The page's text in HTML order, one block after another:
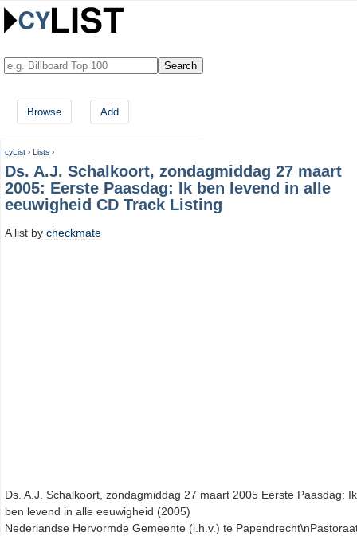
Browse Add
cyList › Lists ›
Ds. A.J. Schalkoort, zondagmiddag 27 maart
2005: Eerste Paasdag: Ik ben levend in alle
eeuwigheid CD Track Listing
A list by checkmate
Ds. A.J. Schalkoort, zondagmiddag 27 maart 2005 Eerste Paasdag: Ik
ben levend in alle eeuwigheid (2005)
Nederlandse Hervormde Gemeente (i.h.v.) te